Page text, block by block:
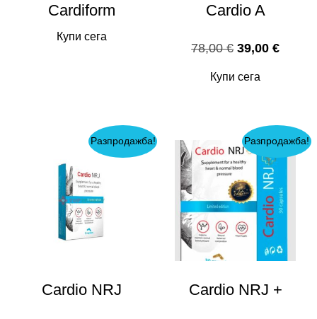
Cardiform
Купи сега
Cardio A
78,00€ Original
was:
39,00€
Купи сега
Разпродажба!
Cardio NRJ
Разпродажба!
Cardio NRJ +